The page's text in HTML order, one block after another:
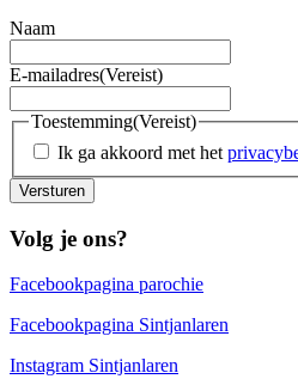
Naam
E-mailadres(Vereist)
Toestemming(Vereist)
Ik ga akkoord met het
Versturen
Volg je ons?
Facebookpagina parochie
Facebookpagina Sintjanlaren
Instagram Sintjanlaren